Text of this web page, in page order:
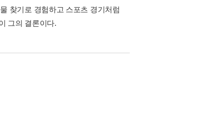
찾기로 경험하고 스포츠 경기처럼
그의 결론이다.